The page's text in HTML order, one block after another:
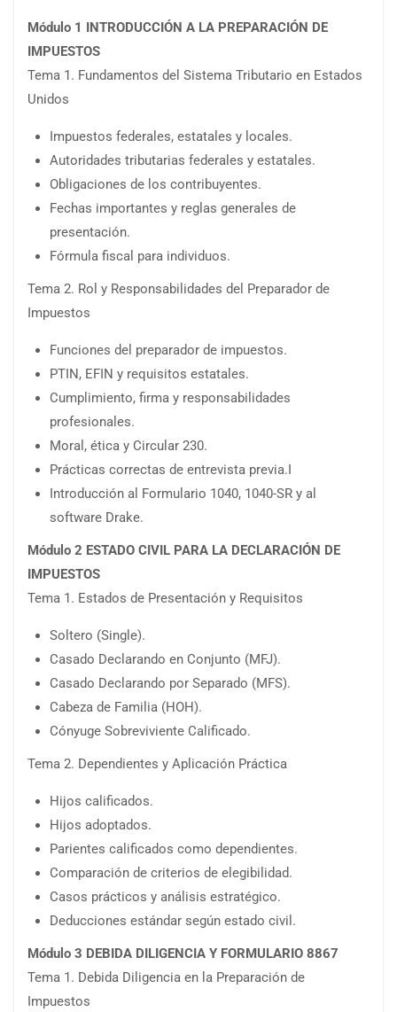
Módulo 1 INTRODUCCIÓN A LA PREPARACIÓN DE
IMPUESTOS
Tema 1. Fundamentos del Sistema Tributario en Estados
Unidos
Impuestos federales, estatales y locales.
Autoridades tributarias federales y estatales.
Obligaciones de los contribuyentes.
Fechas importantes y reglas generales de
presentación.
Fórmula fiscal para individuos.
Tema 2. Rol y Responsabilidades del Preparador de
Impuestos
Funciones del preparador de impuestos.
PTIN, EFIN y requisitos estatales.
Cumplimiento, firma y responsabilidades
profesionales.
Moral, ética y Circular 230.
Prácticas correctas de entrevista previa.I
Introducción al Formulario 1040, 1040-SR y al
software Drake.
Módulo 2 ESTADO CIVIL PARA LA DECLARACIÓN DE
IMPUESTOS
Tema 1. Estados de Presentación y Requisitos
Soltero (Single).
Casado Declarando en Conjunto (MFJ).
Casado Declarando por Separado (MFS).
Cabeza de Familia (HOH).
Cónyuge Sobreviviente Calificado.
Tema 2. Dependientes y Aplicación Práctica
Hijos calificados.
Hijos adoptados.
Parientes calificados como dependientes.
Comparación de criterios de elegibilidad.
Casos prácticos y análisis estratégico.
Deducciones estándar según estado civil.
Módulo 3 DEBIDA DILIGENCIA Y FORMULARIO 8867
Tema 1. Debida Diligencia en la Preparación de
Impuestos